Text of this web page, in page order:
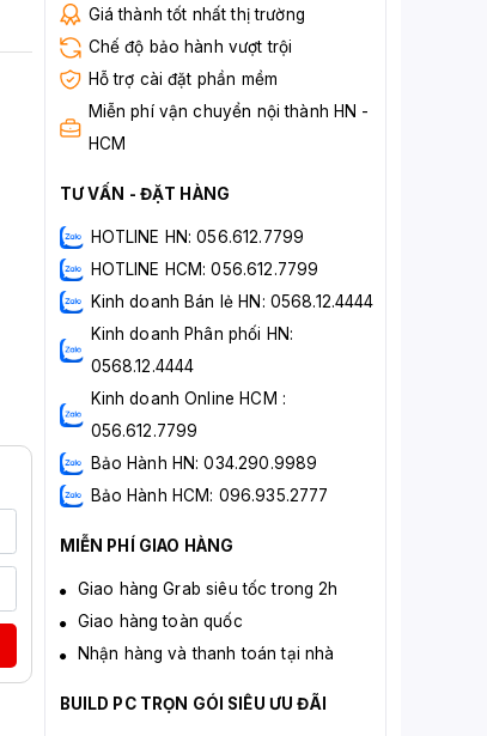
Giá thành tốt nhất thị trường
Chế độ bảo hành vượt trội
Hỗ trợ cài đặt phần mềm
Miễn phí vận chuyển nội thành HN -
HCM
TƯ VẤN - ĐẶT HÀNG
HOTLINE HN: 056.612.7799
HOTLINE HCM: 056.612.7799
Kinh doanh Bán lẻ HN: 0568.12.4444
Kinh doanh Phân phối HN:
0568.12.4444
Kinh doanh Online HCM :
056.612.7799
Bảo Hành HN: 034.290.9989
Bảo Hành HCM: 096.935.2777
MIỄN PHÍ GIAO HÀNG
Giao hàng Grab siêu tốc trong 2h
Giao hàng toàn quốc
Nhận hàng và thanh toán tại nhà
BUILD PC TRỌN GÓI SIÊU ƯU ĐÃI